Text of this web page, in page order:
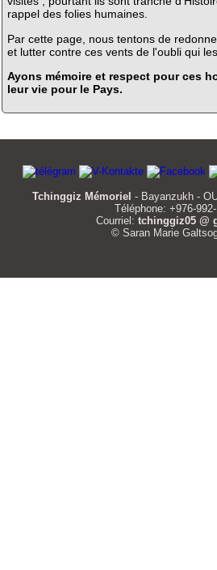
rappel des folies humaines.
Par cette page, nous tentons de
et lutter contre ces vents de l'oubli qui
Ayons mémoire et respect pour ces
leur vie pour le Pays.
Tchinggiz Mémoriel - Bayanzukh -
Téléphone: +976-
Courriel: tchinggiz05 @
© Saran Marie